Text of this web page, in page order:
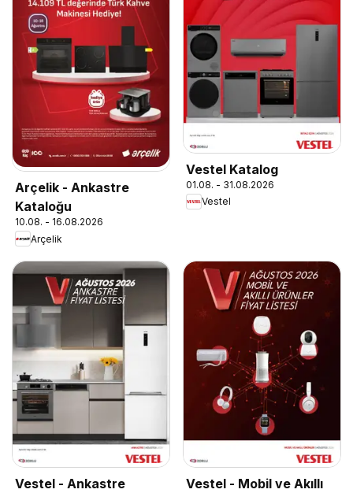
Arçelik - Ankastre
Kataloğu
10.08. - 16.08.2026
Arçelik
Vestel Katalog
01.08. - 31.08.2026
Vestel
Vestel - Ankastre
Vestel - Mobil ve Akıllı